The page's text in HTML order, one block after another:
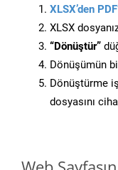
XLSX’den
XLSX
“Dönüştür”
Dönüşümün
Dönüştürme
dosyasını